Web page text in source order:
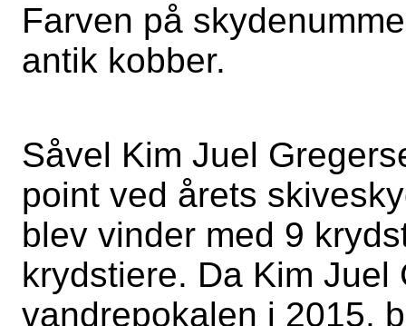
Farven på
antik kobber.
Såvel Kim Juel
point ved årets
blev vinder med 9
krydstiere. Da Kim
vandrepokalen i 2015,